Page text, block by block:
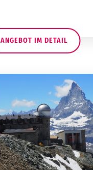
ANGEBOT IM DETAIL